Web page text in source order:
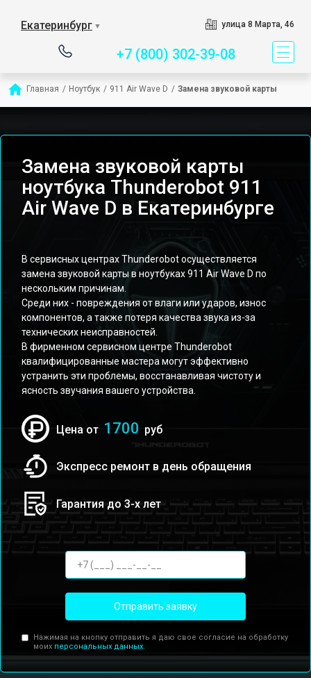
Екатеринбург ▼ улица 8 Марта, 46
+7 (800) 302-39-08
Главная / Ноутбук / 911 Air Wave D / Замена звуковой карты
Замена звуковой карты
ноутбука Thunderobot 911
Air Wave D в Екатеринбурге
В сервисных центрах Thunderobot осуществляется
замена звуковой карты в ноутбуках 911 Air Wave D по
нескольким причинам.
Среди них - повреждения от влаги или ударов, износ
компонентов, а также потеря качества звука из-за
технических неисправностей.
В фирменном сервисном центре Thunderobot
квалифицированные мастера могут эффективно
устранить эти проблемы, восстанавливая чистоту и
ясность звучания вашего устройства.
Цена от 1700 руб
Экспресс ремонт в день обращения
Гарантия до 3-х лет
Отправить заявку
Нажимая на кнопку отправить я даю свое согласие на обработку
моих персональных данных.